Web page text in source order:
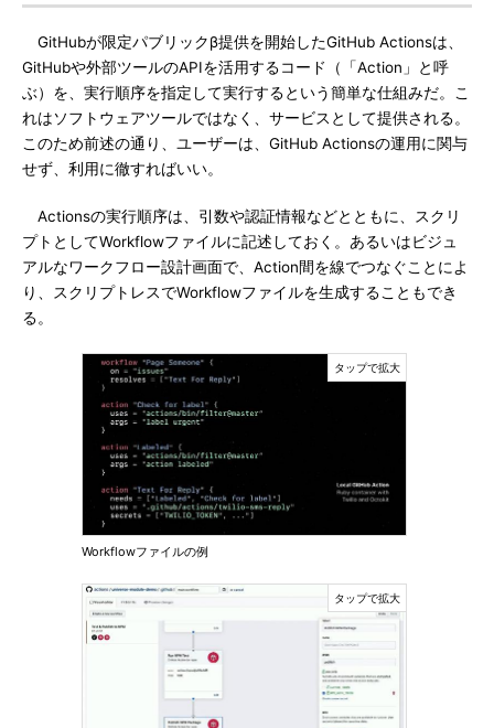
GitHubが限定パブリックβ提供を開始したGitHub Actionsは、
GitHubや外部ツールのAPIを活用するコード（「Action」と呼
ぶ）を、実行順序を指定して実行するという簡単な仕組みだ。こ
れはソフトウェアツールではなく、サービスとして提供される。
このため前述の通り、ユーザーは、GitHub Actionsの運用に関与
せず、利用に徹すればいい。
Actionsの実行順序は、引数や認証情報などとともに、スクリ
プトとしてWorkflowファイルに記述しておく。あるいはビジュ
アルなワークフロー設計画面で、Action間を線でつなぐことによ
り、スクリプトレスでWorkflowファイルを生成することもでき
る。
Workflowファイルの例